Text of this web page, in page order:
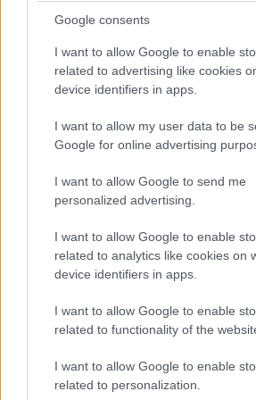
Google consents
I want to allow Google to enable
related to advertising like cookies
device identifiers in apps.
I want to allow my user data to be
Google for online advertising
I want to allow Google to send me
personalized advertising.
I want to allow Google to enable
related to analytics like cookies on
device identifiers in apps.
I want to allow Google to enable
related to functionality of the
I want to allow Google to enable
related to personalization.
A „Játék a tűzzel című”